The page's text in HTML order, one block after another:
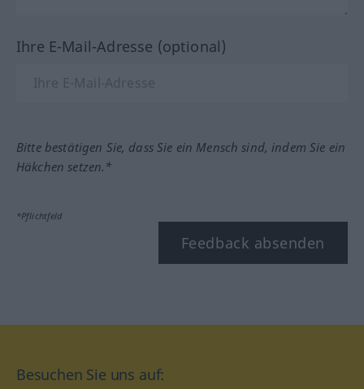
Ihre E-Mail-Adresse (optional)
Bitte bestätigen Sie, dass Sie ein Mensch sind, indem Sie ein
Häkchen setzen.*
*Pflichtfeld
Feedback absenden
Besuchen Sie uns auf: